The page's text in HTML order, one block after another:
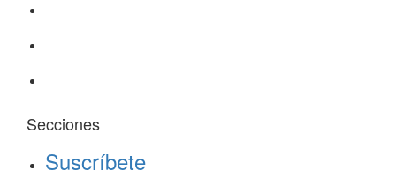
Secciones
Suscríbete